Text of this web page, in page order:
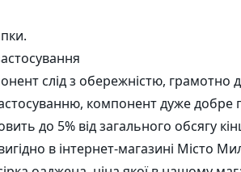
слід з обережністю,
компонент дуже добре
до 5% від загального обсягу
в інтернет-магазині Місто